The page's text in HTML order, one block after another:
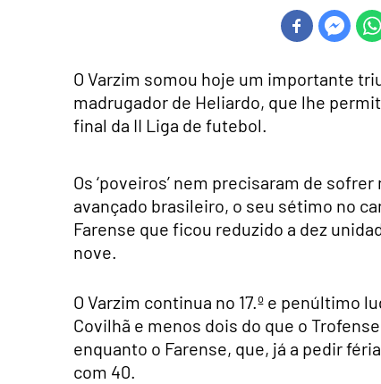
O Varzim somou hoje um importante
madrugador de Heliardo, que lhe
final da II Liga de futebol.
Os ‘poveiros’ nem precisaram de
avançado brasileiro, o seu sétimo no
Farense que ficou reduzido a dez
nove.
O Varzim continua no 17.º e penúltimo
Covilhã e menos dois do que o
enquanto o Farense, que, já a pedir
com 40.